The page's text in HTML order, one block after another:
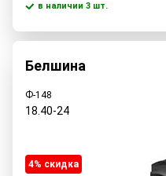
в наличии 3 шт.
Белшина
Ф-148
18.40-24
4% cкидка